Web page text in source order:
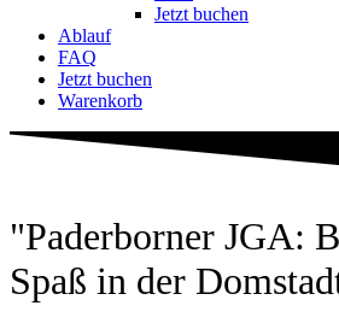
Jetzt buchen
Ablauf
FAQ
Jetzt buchen
Warenkorb
"Pader­borner JGA:
Spaß in der